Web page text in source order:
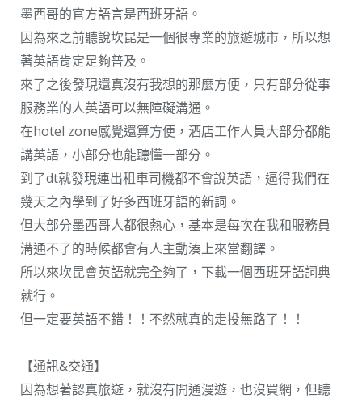
墨西哥的官方語言是西班牙語。
因為來之前聽說坎昆是一個很專業的旅遊城市，所以想
著英語肯定足夠普及。
來了之後發現還真沒有我想的那麼方便，只有部分從事
服務業的人英語可以無障礙溝通。
在hotel zone感覺還算方便，酒店工作人員大部分都能
講英語，小部分也能聽懂一部分。
到了dt就發現連出租車司機都不會說英語，逼得我們在
幾天之內學到了好多西班牙語的新詞。
但大部分墨西哥人都很熱心，基本是每次在我和服務員
溝通不了的時候都會有人主動湊上來當翻譯。
所以來坎昆會英語就完全夠了，下載一個西班牙語詞典
就行。
但一定要英語不錯！！不然就真的走投無路了！！
【通訊&交通】
因為想著認真旅遊，就沒有開通漫遊，也沒買網，但聽